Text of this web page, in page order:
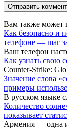
Вам также может
Как безопасно и
телефоне — шаг
Ваш телефон
Как узнать свою
Counter-Strike:
Значение слова
примеры
В русском языке
Количество
показывает
Армения — одна